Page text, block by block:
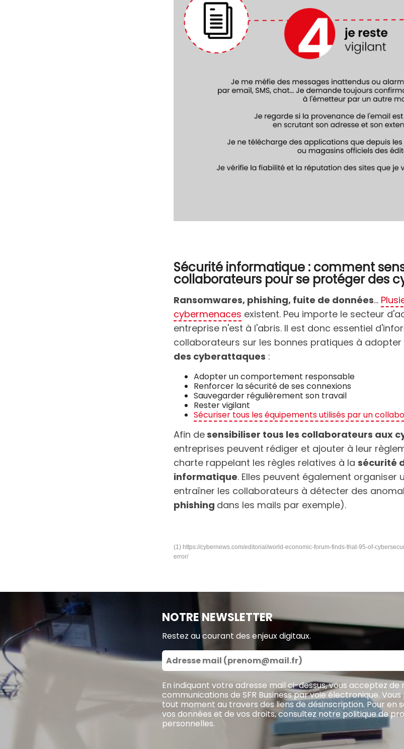
Sécurité informatique : comment
collaborateurs pour se protéger des
Ransomwares, phishing, fuite de données...
cybermenaces existent. Peu importe le secteur
entreprise n'est à l'abris. Il est donc essentiel
collaborateurs sur les bonnes pratiques à
des cyberattaques :
Adopter un comportement responsable
Renforcer la sécurité de ses connexions
Sauvegarder régulièrement son travail
Rester vigilant
Sécuriser tous les équipements utilisés par un
Afin desensibiliser tous les collaborateurs aux
entreprises peuvent rédiger et ajouter à leur
charte rappelant les règles relatives à lasécurité
informatique. Elles peuvent également organiser
entraîner les collaborateurs à détecter des
phishing dans les mails par exemple).
(1) https://cybernews.com/editorial/world-economic-forum-finds-that-95-of-
error/
NOTRE NEWSLETTER
Restez au courant des enjeux digitaux.
En indiquant votre adresse mail ci-dessus, vous acceptez de
communications de SFR Business par voie électronique.
tout moment au travers des liens de désinscription. Pour en
vos données et de vos droits, consultez notre politique de
personnelles.